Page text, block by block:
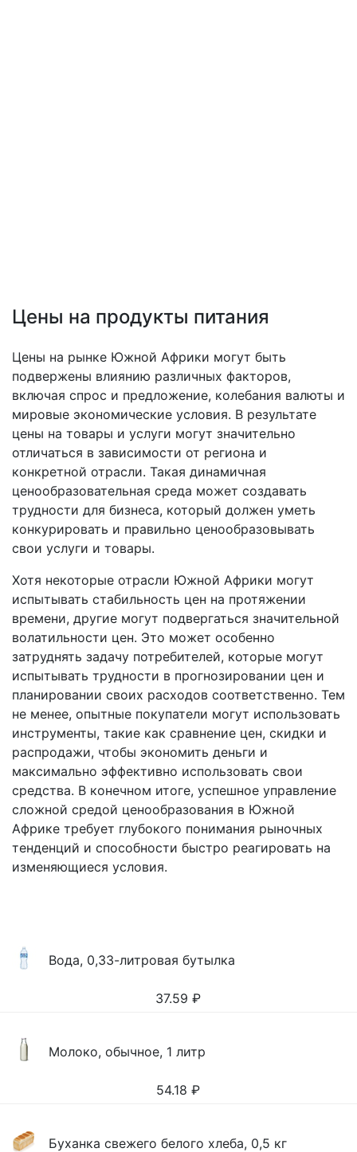
Цены на продукты питания
Цены на рынке Южной Африки могут быть
подвержены влиянию различных факторов,
включая спрос и предложение, колебания валюты и
мировые экономические условия. В результате
цены на товары и услуги могут значительно
отличаться в зависимости от региона и
конкретной отрасли. Такая динамичная
ценообразовательная среда может создавать
трудности для бизнеса, который должен уметь
конкурировать и правильно ценообразовывать
свои услуги и товары.
Хотя некоторые отрасли Южной Африки могут
испытывать стабильность цен на протяжении
времени, другие могут подвергаться значительной
волатильности цен. Это может особенно
затруднять задачу потребителей, которые могут
испытывать трудности в прогнозировании цен и
планировании своих расходов соответственно. Тем
не менее, опытные покупатели могут использовать
инструменты, такие как сравнение цен, скидки и
распродажи, чтобы экономить деньги и
максимально эффективно использовать свои
средства. В конечном итоге, успешное управление
сложной средой ценообразования в Южной
Африке требует глубокого понимания рыночных
тенденций и способности быстро реагировать на
изменяющиеся условия.
Вода, 0,33-литровая бутылка
37.59 ₽
Молоко, обычное, 1 литр
54.18 ₽
Буханка свежего белого хлеба, 0,5 кг